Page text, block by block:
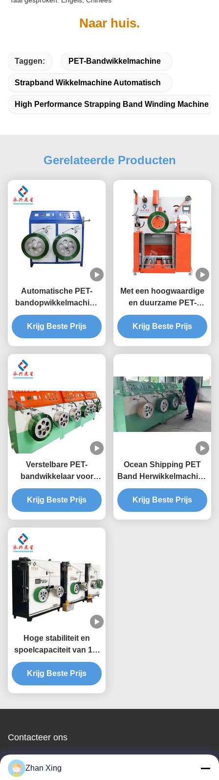
Naar huis.
Taggen: PET-Bandwikkelmachine
Strapband Wikkelmachine Automatisch
High Performance Strapping Band Winding Machine
Gerelateerde Producten
Automatische PET-
bandopwikkelmachine
met hoge stabiliteit en
dubbel station voor
industrieel gebruik
Krijg Beste Prijs
Met een hoogwaardige
en duurzame PET-
bandwinder kunnen
PET-bandjes
moeiteloos worden
Krijg Beste Prijs
Verstelbare PET-
bandwikkelaar voor
hoge stabiliteit en
binnendiameterbereik
tot 400 mm
Krijg Beste Prijs
Ocean Shipping PET
Band Herwikkelmachine
9-32mm Breedtebereik
voor Zwaar Belast
Verpakken
Krijg Beste Prijs
Hoge stabiliteit en
spoelcapaciteit van 10-
70 kg PET-bandwinder
voor oceaanvaart op
zijn best
Krijg Beste Prijs
Contacteer ons
Shenzhen Yong Xing Zhan Xing
Technology Co,. Ltd.
Zhan Xing